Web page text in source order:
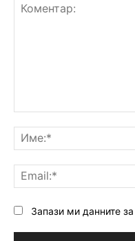
Запази ми данните